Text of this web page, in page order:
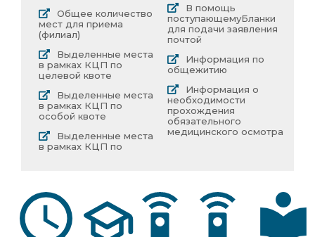
Общее количество
мест для приема
(филиал)
Выделенные места
в рамках КЦП по
целевой квоте
Выделенные места
в рамках КЦП по
особой квоте
Выделенные места
в рамках КЦП по
В помощь
поступающемуБланки
для подачи заявления
почтой
Информация по
общежитию
Информация о
необходимости
прохождения
обязательного
медицинского осмотра